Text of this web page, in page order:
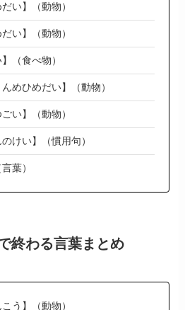
い】（動物）
い】（動物）
（食べ物）
めひめだい】（動物）
い】（動物）
けい】（慣用句）
葉）
終わる言葉まとめ
う】（動物）